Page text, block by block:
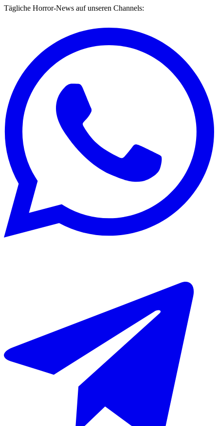
Tägliche Horror-News auf unseren Channels: